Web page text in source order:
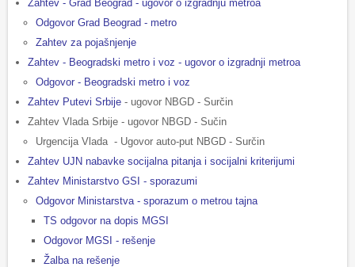
Zahtev - Grad Beograd - ugovor o izgradnju metroa
Odgovor Grad Beograd - metro
Zahtev za pojašnjenje
Zahtev - Beogradski metro i voz - ugovor o izgradnji metroa
Odgovor - Beogradski metro i voz
Zahtev Putevi Srbije - ugovor NBGD - Surčin
Zahtev Vlada Srbije - ugovor NBGD - Sučin
Urgencija Vlada - Ugovor auto-put NBGD - Surčin
Zahtev UJN nabavke socijalna pitanja i socijalni kriterijumi
Zahtev Ministarstvo GSI - sporazumi
Odgovor Ministarstva - sporazum o metrou tajna
TS odgovor na dopis MGSI
Odgovor MGSI - rešenje
Žalba na rešenje